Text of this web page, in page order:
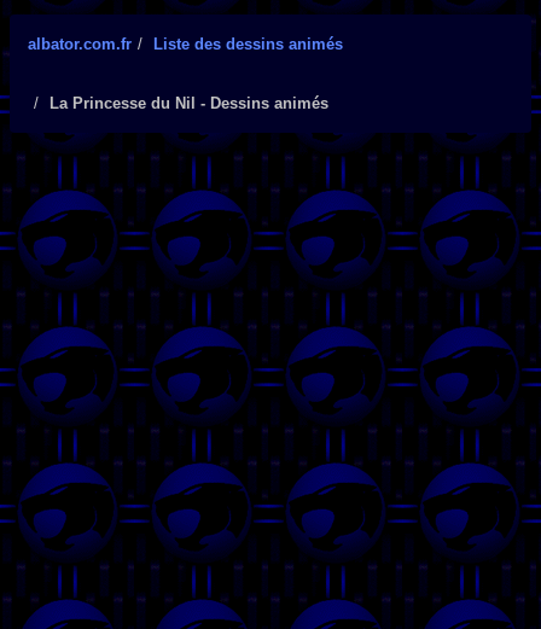
albator.com.fr Liste des dessins animés
La Princesse du Nil - Dessins animés